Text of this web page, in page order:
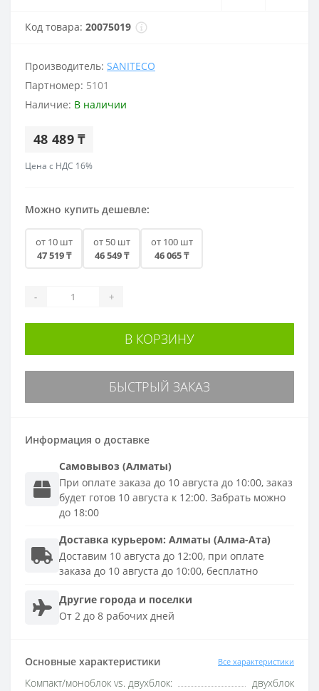
Код товара: 20075019
Производитель: SANITECO
Партномер: 5101
Наличие: В наличии
48 489 ₸
Цена с НДС 16%
Можно купить дешевле:
от 10 шт
47 519 ₸
от 50 шт
46 549 ₸
от 100 шт
46 065 ₸
- +
В КОРЗИНУ
БЫСТРЫЙ ЗАКАЗ
Информация о доставке
Самовывоз (Алматы)
При оплате заказа до 10 августа до 10:00, заказ
будет готов 10 августа к 12:00. Забрать можно
до 18:00
Доставка курьером: Алматы (Алма-Ата)
Доставим 10 августа до 12:00, при оплате
заказа до 10 августа до 10:00, бесплатно
Другие города и поселки
От 2 до 8 рабочих дней
Основные характеристики Все характеристики
Компакт/моноблок vs. двухблок:
двухблок